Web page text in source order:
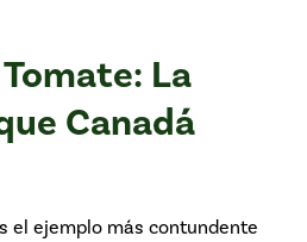
La
Canadá
el ejemplo más contundente